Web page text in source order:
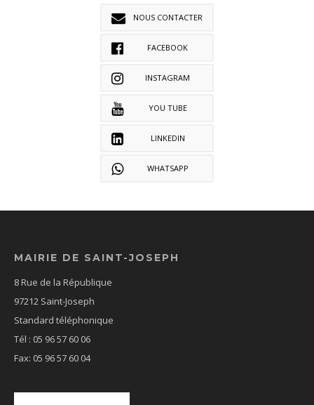
NOUS CONTACTER
FACEBOOK
INSTAGRAM
YOU TUBE
LINKEDIN
WHATSAPP
MAIRIE DE SAINT-JOSEPH
8 Rue de la République
97212 Saint-Joseph
Standard téléphonique
Tél : 05 96 57 60 06
Fax: 05 96 57 60 04